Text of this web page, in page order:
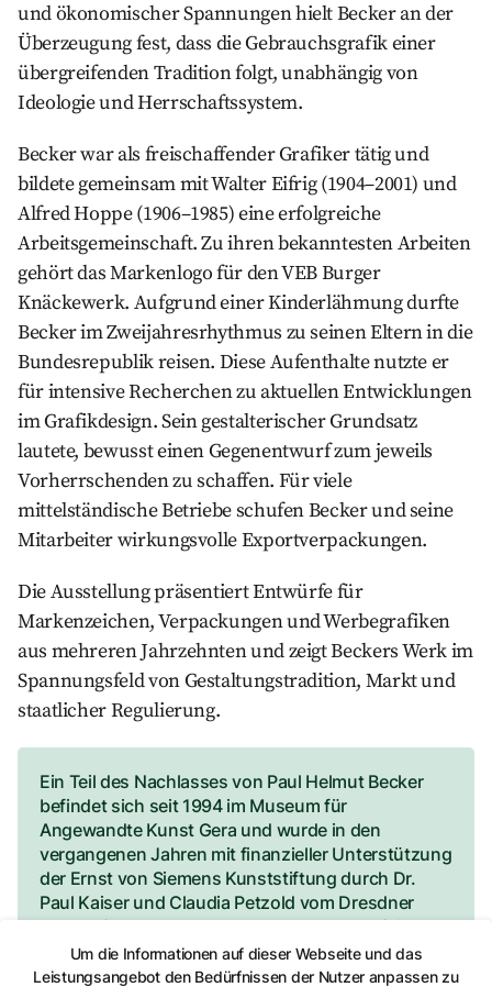
Um die Informationen auf dieser Webseite und das
Leistungsangebot den Bedürfnissen der Nutzer anpassen zu
und ökonomischer Spannungen hielt Becker an der
Überzeugung fest, dass die Gebrauchsgrafik einer
übergreifenden Tradition folgt, unabhängig von
Ideologie und Herrschaftssystem.
Becker war als freischaffender Grafiker tätig und
bildete gemeinsam mit Walter Eifrig (1904–2001) und
Alfred Hoppe (1906–1985) eine erfolgreiche
Arbeitsgemeinschaft. Zu ihren bekanntesten Arbeiten
gehört das Markenlogo für den VEB Burger
Knäckewerk. Aufgrund einer Kinderlähmung durfte
Becker im Zweijahresrhythmus zu seinen Eltern in die
Bundesrepublik reisen. Diese Aufenthalte nutzte er
für intensive Recherchen zu aktuellen Entwicklungen
im Grafikdesign. Sein gestalterischer Grundsatz
lautete, bewusst einen Gegenentwurf zum jeweils
Vorherrschenden zu schaffen. Für viele
mittelständische Betriebe schufen Becker und seine
Mitarbeiter wirkungsvolle Exportverpackungen.
Die Ausstellung präsentiert Entwürfe für
Markenzeichen, Verpackungen und Werbegrafiken
aus mehreren Jahrzehnten und zeigt Beckers Werk im
Spannungsfeld von Gestaltungstradition, Markt und
staatlicher Regulierung.
Ein Teil des Nachlasses von Paul Helmut Becker
befindet sich seit 1994 im Museum für
Angewandte Kunst Gera und wurde in den
vergangenen Jahren mit finanzieller Unterstützung
der Ernst von Siemens Kunststiftung durch Dr.
Paul Kaiser und Claudia Petzold vom Dresdner
Institut für Kulturstudien e. V. wissenschaftlich
aufgearbeitet und kontextualisiert.